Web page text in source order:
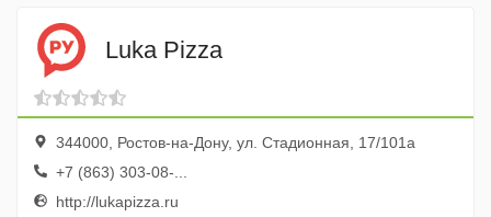
Luka Pizza
344000, Ростов-на-Дону, ул. Стадионная, 17/101а
+7 (863) 303-08-...
http://lukapizza.ru